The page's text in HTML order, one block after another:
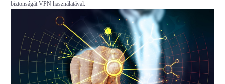
biztonságát VPN használatával.